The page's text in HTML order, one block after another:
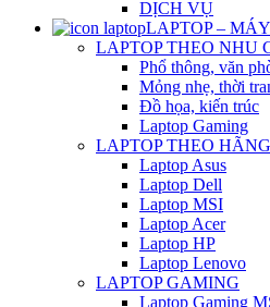
DỊCH VỤ
LAPTOP –
LAPTOP THEO NHU
Phổ thông, văn
Mỏng nhẹ, thời
Đồ họa, kiến trúc
Laptop Gaming
LAPTOP THEO HÃNG
Laptop Asus
Laptop Dell
Laptop MSI
Laptop Acer
Laptop HP
Laptop Lenovo
LAPTOP GAMING
Laptop Gaming